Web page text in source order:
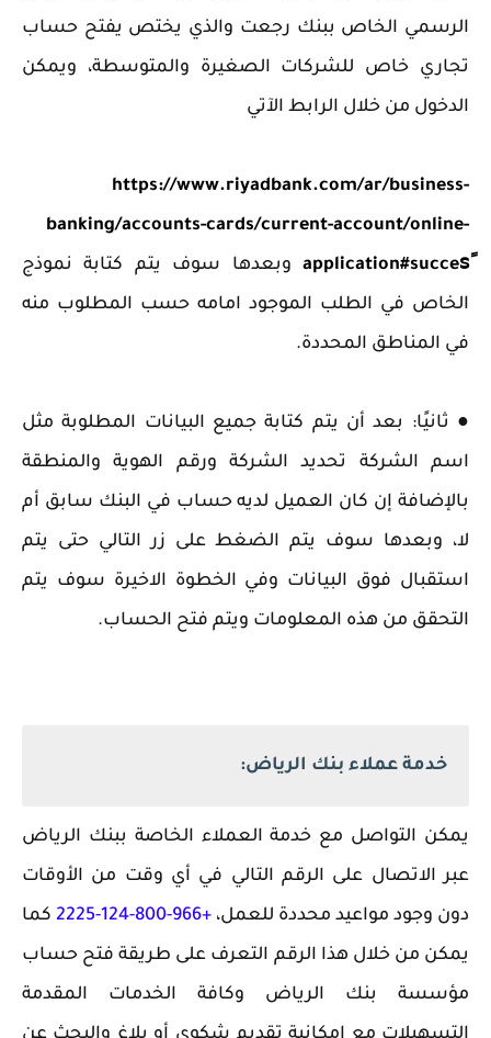
الرسمي الخاص ببنك رجعت والذي يختص يفتح حساب
تجاري خاص للشركات الصغيرة والمتوسطة، ويمكن
الدخول من خلال الرابط الآتي
https://www.riyadbank.com/ar/business-
banking/accounts-cards/current-account/online-
application#succesً وبعدها سوف يتم كتابة نموذج
الخاص في الطلب الموجود امامه حسب المطلوب منه
في المناطق المحددة.
● ‏ثانيًا: بعد أن يتم كتابة جميع البيانات المطلوبة مثل
اسم الشركة تحديد الشركة ورقم الهوية والمنطقة
بالإضافة إن كان العميل لديه حساب في البنك سابق أم
لا، وبعدها سوف يتم الضغط على زر التالي حتى يتم
استقبال فوق البيانات وفي الخطوة الاخيرة سوف يتم
التحقق من هذه المعلومات ويتم فتح الحساب.
خدمة عملاء بنك الرياض:
يمكن التواصل مع خدمة العملاء الخاصة ببنك الرياض
عبر الاتصال على الرقم التالي في أي وقت من الأوقات
دون وجود مواعيد محددة للعمل، +966-800-124-2225
كما
يمكن من خلال هذا الرقم التعرف على طريقة فتح حساب
مؤسسة بنك الرياض وكافة الخدمات المقدمة